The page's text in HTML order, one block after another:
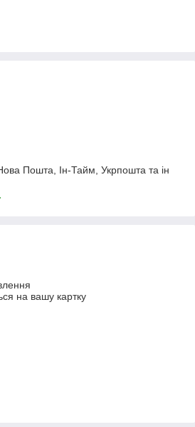
Пошта, Ін-Тайм, Укрпошта та ін
на вашу картку